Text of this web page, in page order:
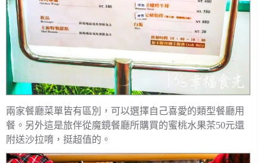
兩家餐廳菜單皆有區別，可以選擇自己喜愛的類型餐廳用
餐。另外這是旅伴從魔鏡餐廳所購買的蜜桃水果茶50元還
附送沙拉唷，挺超值的。